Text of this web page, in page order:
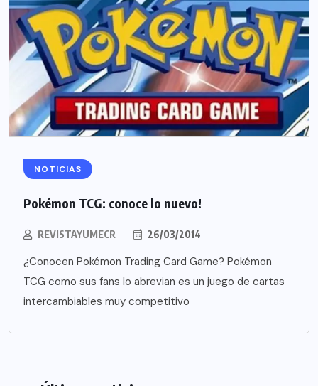
NOTICIAS
Pokémon TCG: conoce lo nuevo!
REVISTAYUMECR 26/03/2014
¿Conocen Pokémon Trading Card Game? Pokémon
TCG como sus fans lo abrevian es un juego de cartas
intercambiables muy competitivo